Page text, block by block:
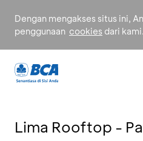
Dengan mengakses situs ini,
penggunaan cookies dari kami.
Lima Rooftop -